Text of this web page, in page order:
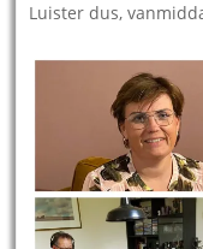
Luister dus,